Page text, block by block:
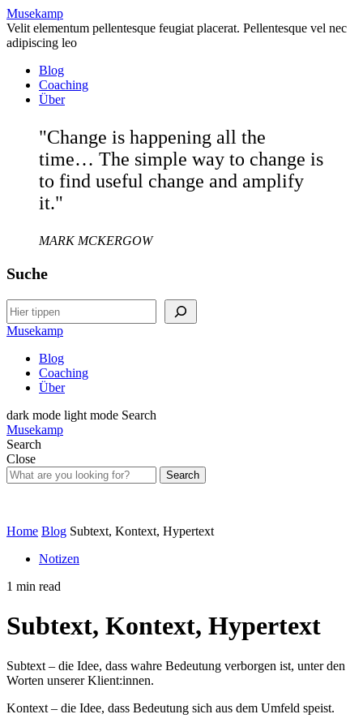
Musekamp
Velit elementum pellentesque feugiat placerat. Pellentesque vel nec
adipiscing leo
Blog
Coaching
Über
"Change is happening all the
time… The simple way to change is
to find useful change and amplify
it."
MARK MCKERGOW
Suche
Search
Musekamp
Blog
Coaching
Über
dark mode light mode Search
Musekamp
Search
Close
Search
Home Blog Subtext, Kontext, Hypertext
Notizen
1 min read
Subtext, Kontext, Hypertext
Subtext – die Idee, dass wahre Bedeutung verborgen ist, unter den
Worten unserer Klient:innen.
Kontext – die Idee, dass Bedeutung sich aus dem Umfeld speist.